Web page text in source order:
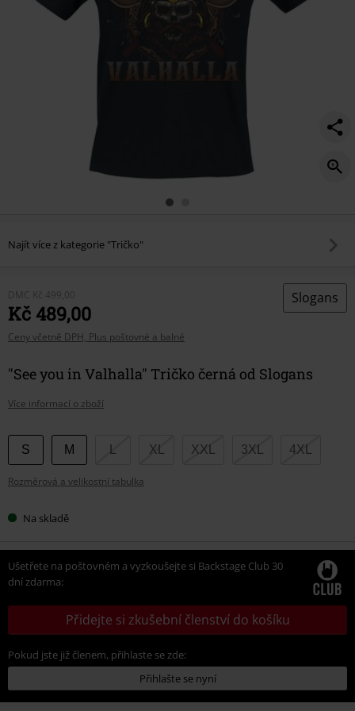
Najít více z kategorie "Tričko"
DMC Kč 499,00
Kč 489,00
Ceny včetně DPH, Plus poštovné a balné
Slogans
"See you in Valhalla" Tričko černá od Slogans
Více informací o zboží
Vyberte
si
velikost
S M XL XXL 3XL 4XL
Rozměrová a velikostní tabulka
Na skladě
Ušetřete na poštovném a vyzkoušejte si Backstage Club 30
dní zdarma:
Přidejte si zkušební členství do košíku
Pokud jste již členem, přihlaste se zde:
Přihlašte se nyní